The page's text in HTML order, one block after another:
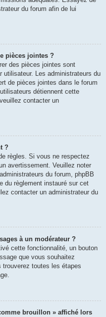
du forum afin de lui
pièces jointes ?
des pièces jointes sont
utilisateur. Les administrateurs du
de pièces jointes dans le forum
détiennent cette
contacter un
?
règles. Si vous ne respectez
avertissement. Veuillez noter
du forum, phpBB
du règlement instauré sur cet
contacter un administrateur du
à un modérateur ?
cette fonctionnalité, un bouton
que vous souhaitez
toutes les étapes
brouillon » affiché lors